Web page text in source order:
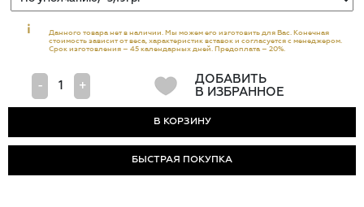
i
Данного товара нет в наличии. Мы можем его изготовить для Вас. Конечная
стоимость зависит от веса, характеристик вставок и согласуется с менеджером.
Срок изготовления – 45 календарных дней. Предоплата – 20%.
- +
ДОБАВИТЬ
В ИЗБРАННОЕ
БЫСТРАЯ ПОКУПКА